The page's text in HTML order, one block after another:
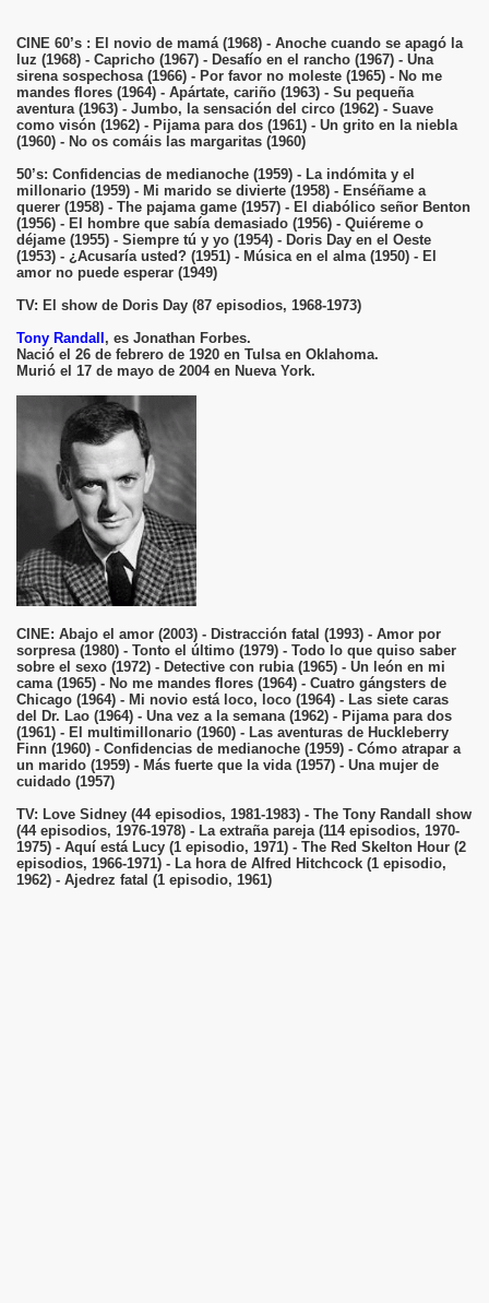
CINE 60’s : El novio de mamá (1968) - Anoche cuando se apagó la
luz (1968) - Capricho (1967) - Desafío en el rancho (1967) - Una
sirena sospechosa (1966) - Por favor no moleste (1965) - No me
mandes flores (1964) - Apártate, cariño (1963) - Su pequeña
aventura (1963) - Jumbo, la sensación del circo (1962) - Suave
como visón (1962) - Pijama para dos (1961) - Un grito en la niebla
(1960) - No os comáis las margaritas (1960)
50’s: Confidencias de medianoche (1959) - La indómita y el
millonario (1959) - Mi marido se divierte (1958) - Enséñame a
querer (1958) - The pajama game (1957) - El diabólico señor Benton
(1956) - El hombre que sabía demasiado (1956) - Quiéreme o
déjame (1955) - Siempre tú y yo (1954) - Doris Day en el Oeste
(1953) - ¿Acusaría usted? (1951) - Música en el alma (1950) - El
amor no puede esperar (1949)
TV: El show de Doris Day (87 episodios, 1968-1973)
Tony Randall , es Jonathan Forbes.
Nació el 26 de febrero de 1920 en Tulsa en Oklahoma.
Murió el 17 de mayo de 2004 en Nueva York.
CINE: Abajo el amor (2003) - Distracción fatal (1993) - Amor por
sorpresa (1980) - Tonto el último (1979) - Todo lo que quiso saber
sobre el sexo (1972) - Detective con rubia (1965) - Un león en mi
cama (1965) - No me mandes flores (1964) - Cuatro gángsters de
Chicago (1964) - Mi novio está loco, loco (1964) - Las siete caras
del Dr. Lao (1964) - Una vez a la semana (1962) - Pijama para dos
(1961) - El multimillonario (1960) - Las aventuras de Huckleberry
Finn (1960) - Confidencias de medianoche (1959) - Cómo atrapar a
un marido (1959) - Más fuerte que la vida (1957) - Una mujer de
cuidado (1957)
TV: Love Sidney (44 episodios, 1981-1983) - The Tony Randall show
(44 episodios, 1976-1978) - La extraña pareja (114 episodios, 1970-
1975) - Aquí está Lucy (1 episodio, 1971) - The Red Skelton Hour (2
episodios, 1966-1971) - La hora de Alfred Hitchcock (1 episodio,
1962) - Ajedrez fatal (1 episodio, 1961)